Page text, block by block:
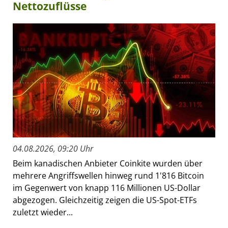
Nettozuflüsse
04.08.2026, 09:20 Uhr
Beim kanadischen Anbieter Coinkite wurden über
mehrere Angriffswellen hinweg rund 1'816 Bitcoin
im Gegenwert von knapp 116 Millionen US-Dollar
abgezogen. Gleichzeitig zeigen die US-Spot-ETFs
zuletzt wieder...